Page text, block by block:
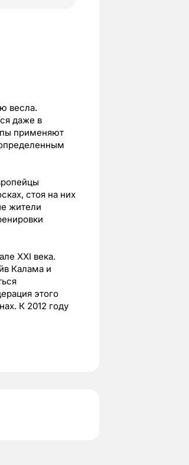
весла.
даже в
применяют
стоя на них
жители
XXI века.
Калама и
этого
К 2012 году